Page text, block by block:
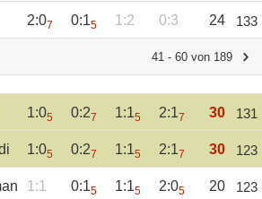
2:07 0:15 1:2 0:3 24 133
41 - 60 von 189
1:05 0:27 1:15 2:17 30 131
1:05 0:27 1:15 2:17 30 123
1:1 0:15 1:15 2:05 20 123